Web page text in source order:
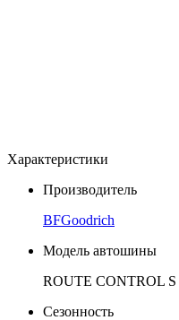
Характеристики
Производитель
BFGoodrich
Модель автошины
ROUTE CONTROL S
Сезонность